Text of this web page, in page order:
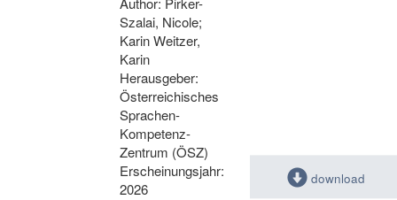
Szalai, Nicole;
Karin Weitzer,
Karin
Herausgeber:
Österreichisches
Sprachen-
Kompetenz-
Zentrum (ÖSZ)
Erscheinungsjahr:
2026
download